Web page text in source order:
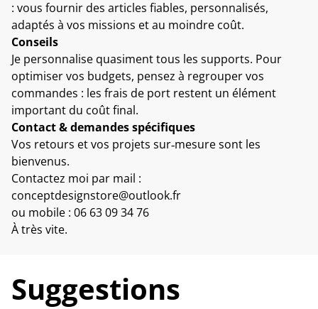
: vous fournir des articles fiables, personnalisés,
adaptés à vos missions et au moindre coût.
Conseils
Je personnalise quasiment tous les supports. Pour
optimiser vos budgets, pensez à regrouper vos
commandes : les frais de port restent un élément
important du coût final.
Contact & demandes spécifiques
Vos retours et vos projets sur‑mesure sont les
bienvenus.
Contactez moi par mail :
conceptdesignstore@outlook.fr
ou mobile : 06 63 09 34 76
À très vite.
Suggestions